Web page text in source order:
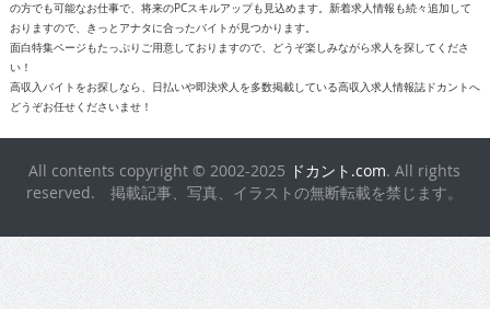
の方でも可能なお仕事で、将来のPCスキルアップも見込めます。新着求人情報も続々追加して
おりますので、きっとアナタに合ったバイトが見つかります。
面白特集ページもたっぷりご用意しておりますので、どうぞ楽しみながら求人を探してくださ
い！
高収入バイトをお探しなら、日払いや即決求人を多数掲載している高収入求人情報誌ドカントへ
どうぞお任せくださいませ！
All contents copyright © 2002-2025 ドカント.com. All rights
reserved. 掲載記事、写真、イラストの無断転載を禁じます。